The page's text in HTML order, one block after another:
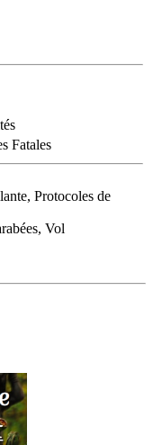
Fatales
Protocoles de
Vol